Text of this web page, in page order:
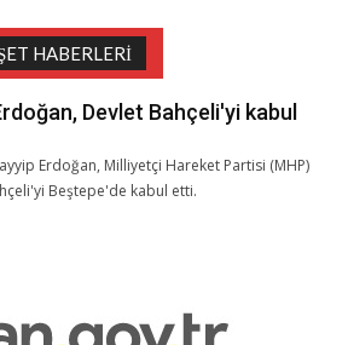
HABERLERI
Devlet Bahçeli'yi kabul
Erdoğan, Milliyetçi Hareket Partisi (MHP)
Beştepe'de kabul etti.